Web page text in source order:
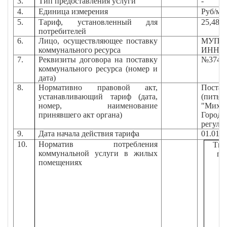
4.
Единица измерения Руб/м
5.
Тариф, установленный для
потребителей
25,48
6.
Лицо, осуществляющее поставку
коммунального ресурса
МУП
ИНН/
7.
Реквизиты договора на поставку
коммунального ресурса (номер и
дата)
№374-
8.
Нормативно правовой акт,
устанавливающий тариф (дата,
номер, наименование
принявшего акт органа)
9.
Дата начала действия тарифа
10.
Норматив потребления
коммунальной услуги в жилых
помещениях